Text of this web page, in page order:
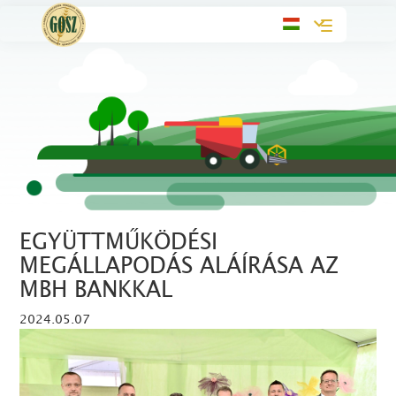
Toggle
EGYÜTTMŰKÖDÉSI
MEGÁLLAPODÁS ALÁÍRÁSA AZ
MBH BANKKAL
2024.05.07